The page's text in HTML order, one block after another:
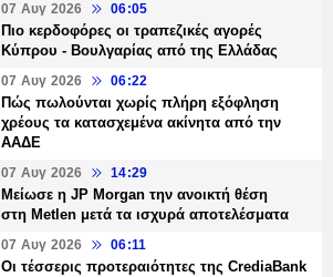
07 Αυγ 2026 06:05
Πιο κερδοφόρες οι τραπεζικές αγορές
Κύπρου - Βουλγαρίας από της Ελλάδας
07 Αυγ 2026 06:22
Πώς πωλούνται χωρίς πλήρη εξόφληση
χρέους τα κατασχεμένα ακίνητα από την
ΑΑΔΕ
07 Αυγ 2026 14:29
Μείωσε η JP Morgan την ανοικτή θέση
στη Metlen μετά τα ισχυρά αποτελέσματα
07 Αυγ 2026 06:11
Οι τέσσερις προτεραιότητες της CrediaBank